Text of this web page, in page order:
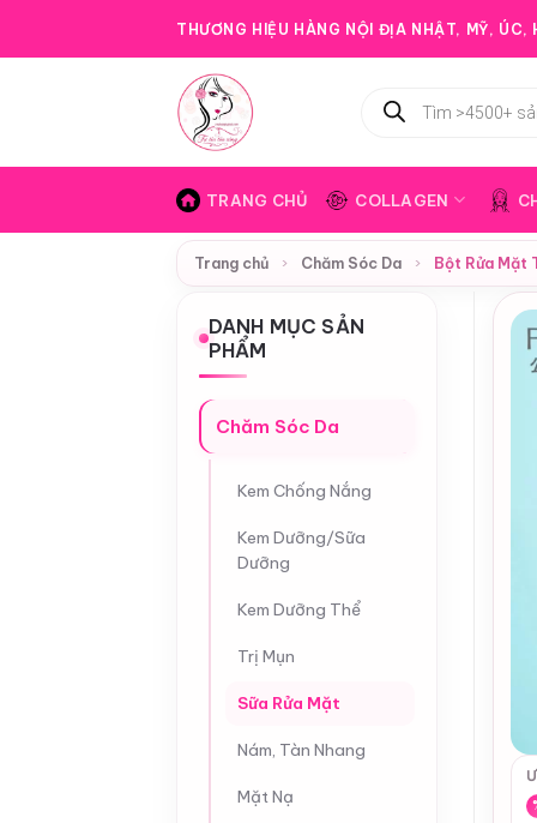
THƯƠNG HIỆU HÀNG NỘI ĐỊA NHẬT, MỸ,
kiếm
TRANG CHỦ COLLAGEN
Trang chủ › Chăm Sóc Da › Bột Rửa Mặt
DANH MỤC SẢN
PHẨM
Chăm Sóc Da
Kem Chống Nắng
Kem Dưỡng/Sữa
Dưỡng
Kem Dưỡng Thể
Trị Mụn
Sữa Rửa Mặt
Nám, Tàn Nhang
Mặt Nạ